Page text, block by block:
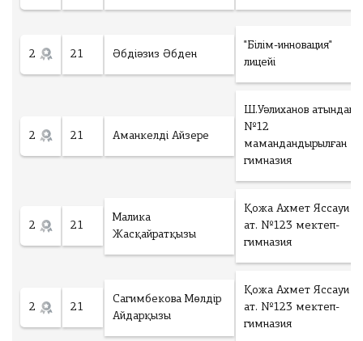
2 21 Әбдіәзиз Әбден
"Білім-инновация"
лицейі
2 21 Аманкелді Айзере
Ш.Уәлиханов атындағы
№12
мамандандырылған
гимназия
2 21
Малика
Жасқайратқызы
Қожа Ахмет Яссауи
ат. №123 мектеп-
гимназия
2 21
Сагимбекова Мөлдір
Айдарқызы
Қожа Ахмет Яссауи
ат. №123 мектеп-
гимназия